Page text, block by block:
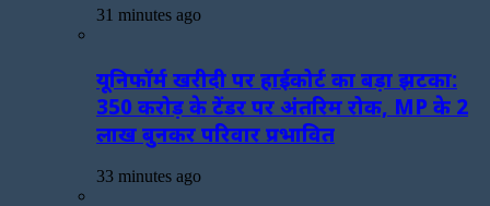
31 minutes ago
यूनिफॉर्म खरीदी पर हाईकोर्ट का बड़ा झटका:
350 करोड़ के टेंडर पर अंतरिम रोक, MP के 2
लाख बुनकर परिवार प्रभावित
33 minutes ago